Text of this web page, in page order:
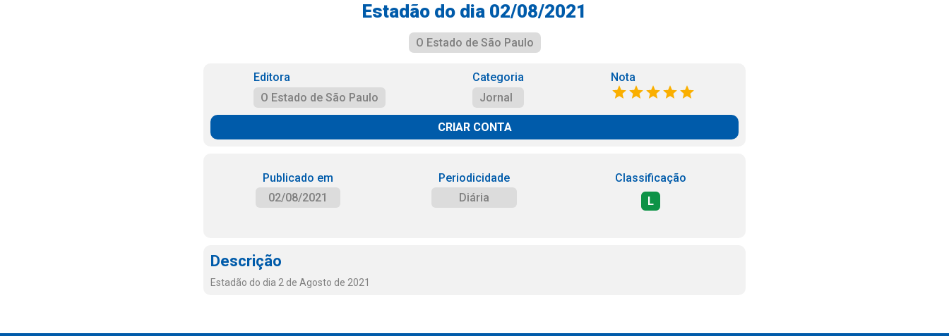
Estadão do dia 02/08/2021
O Estado de São Paulo
Editora
O Estado de São Paulo
Categoria
Jornal
Nota
CRIAR CONTA
Publicado em
02/08/2021
Periodicidade
Diária
Classificação
L
Descrição
Estadão do dia 2 de Agosto de 2021